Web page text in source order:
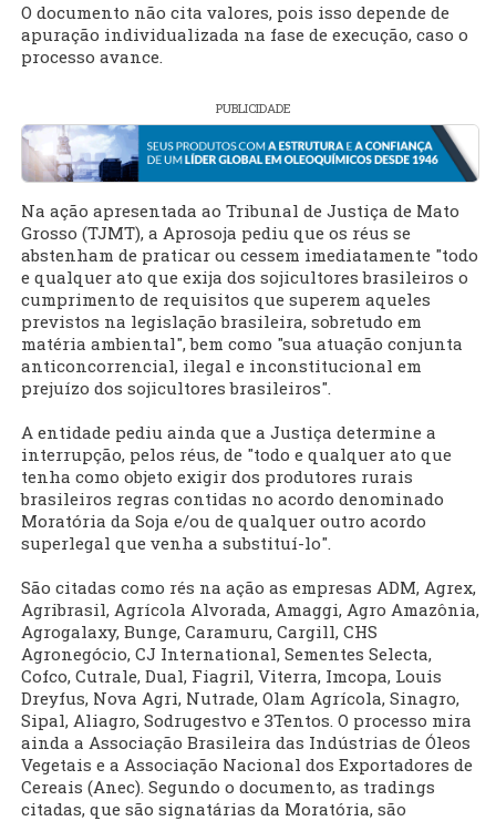
O documento não cita valores, pois isso depende de
apuração individualizada na fase de execução, caso o
processo avance.
PUBLICIDADE
Na ação apresentada ao Tribunal de Justiça de Mato
Grosso (TJMT), a Aprosoja pediu que os réus se
abstenham de praticar ou cessem imediatamente "todo
e qualquer ato que exija dos sojicultores brasileiros o
cumprimento de requisitos que superem aqueles
previstos na legislação brasileira, sobretudo em
matéria ambiental", bem como "sua atuação conjunta
anticoncorrencial, ilegal e inconstitucional em
prejuízo dos sojicultores brasileiros".
A entidade pediu ainda que a Justiça determine a
interrupção, pelos réus, de "todo e qualquer ato que
tenha como objeto exigir dos produtores rurais
brasileiros regras contidas no acordo denominado
Moratória da Soja e/ou de qualquer outro acordo
superlegal que venha a substituí-lo".
São citadas como rés na ação as empresas ADM, Agrex,
Agribrasil, Agrícola Alvorada, Amaggi, Agro Amazônia,
Agrogalaxy, Bunge, Caramuru, Cargill, CHS
Agronegócio, CJ International, Sementes Selecta,
Cofco, Cutrale, Dual, Fiagril, Viterra, Imcopa, Louis
Dreyfus, Nova Agri, Nutrade, Olam Agrícola, Sinagro,
Sipal, Aliagro, Sodrugestvo e 3Tentos. O processo mira
ainda a Associação Brasileira das Indústrias de Óleos
Vegetais e a Associação Nacional dos Exportadores de
Cereais (Anec). Segundo o documento, as tradings
citadas, que são signatárias da Moratória, são